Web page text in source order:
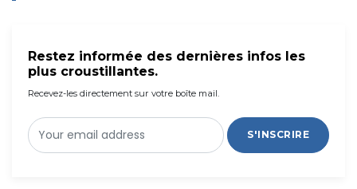
Restez informée des dernières infos les
plus croustillantes.
Recevez-les directement sur votre boîte mail.
S'INSCRIRE